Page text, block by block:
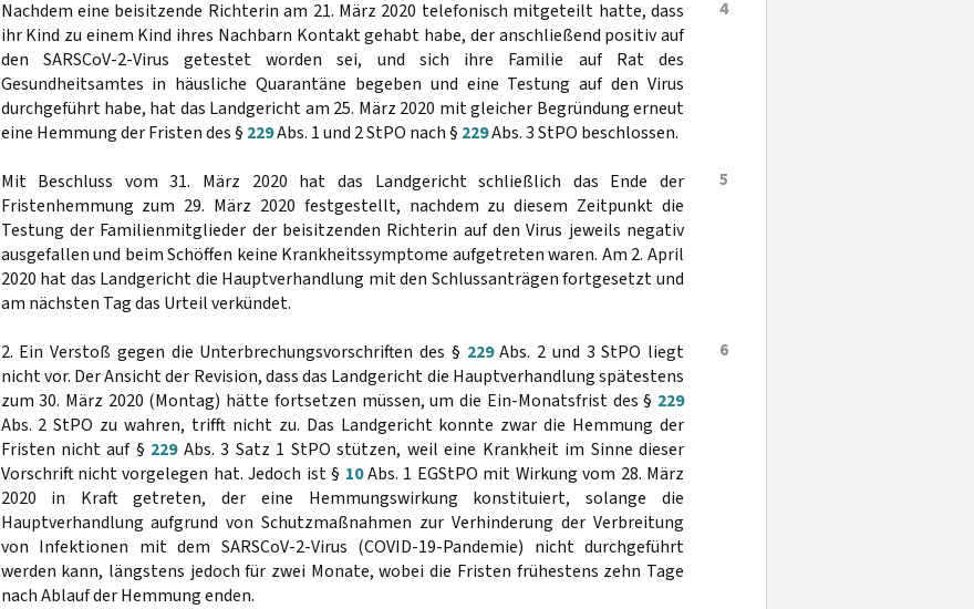
4
Nachdem eine beisitzende Richterin am 21. März 2020 telefonisch mitgeteilt hatte, dass
ihr Kind zu einem Kind ihres Nachbarn Kontakt gehabt habe, der anschließend positiv auf
den SARSCoV-2-Virus getestet worden sei, und sich ihre Familie auf Rat des
Gesundheitsamtes in häusliche Quarantäne begeben und eine Testung auf den Virus
durchgeführt habe, hat das Landgericht am 25. März 2020 mit gleicher Begründung erneut
eine Hemmung der Fristen des § 229Abs. 1 und 2 StPO nach § 229Abs. 3 StPO beschlossen.
5
Mit Beschluss vom 31. März 2020 hat das Landgericht schließlich das Ende der
Fristenhemmung zum 29. März 2020 festgestellt, nachdem zu diesem Zeitpunkt die
Testung der Familienmitglieder der beisitzenden Richterin auf den Virus jeweils negativ
ausgefallen und beim Schöffen keine Krankheitssymptome aufgetreten waren. Am 2. April
2020 hat das Landgericht die Hauptverhandlung mit den Schlussanträgen fortgesetzt und
am nächsten Tag das Urteil verkündet.
6
2. Ein Verstoß gegen die Unterbrechungsvorschriften des § 229Abs. 2 und 3 StPO liegt
nicht vor. Der Ansicht der Revision, dass das Landgericht die Hauptverhandlung spätestens
zum 30. März 2020 (Montag) hätte fortsetzen müssen, um die Ein-Monatsfrist des § 229
Abs. 2 StPO zu wahren, trifft nicht zu. Das Landgericht konnte zwar die Hemmung der
Fristen nicht auf § 229Abs. 3 Satz 1 StPO stützen, weil eine Krankheit im Sinne dieser
Vorschrift nicht vorgelegen hat. Jedoch ist § 10Abs. 1 EGStPO mit Wirkung vom 28. März
2020 in Kraft getreten, der eine Hemmungswirkung konstituiert, solange die
Hauptverhandlung aufgrund von Schutzmaßnahmen zur Verhinderung der Verbreitung
von Infektionen mit dem SARSCoV-2-Virus (COVID-19-Pandemie) nicht durchgeführt
werden kann, längstens jedoch für zwei Monate, wobei die Fristen frühestens zehn Tage
nach Ablauf der Hemmung enden.